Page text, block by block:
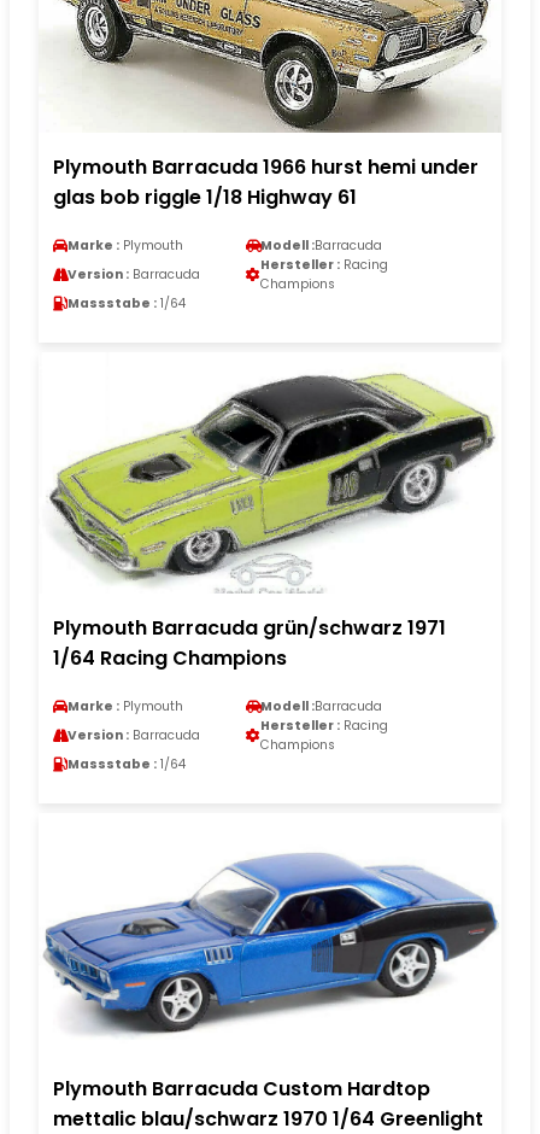
Plymouth Barracuda 1966 hurst hemi under
glas bob riggle 1/18 Highway 61
Marke : Plymouth Modell :Barracuda
Version : Barracuda
Hersteller : Racing
Champions
Massstabe : 1/64
Plymouth Barracuda grün/schwarz 1971
1/64 Racing Champions
Marke : Plymouth Modell :Barracuda
Version : Barracuda
Hersteller : Racing
Champions
Massstabe : 1/64
Plymouth Barracuda Custom Hardtop
mettalic blau/schwarz 1970 1/64 Greenlight